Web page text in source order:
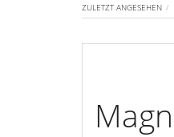
ZULETZT ANGESEHEN